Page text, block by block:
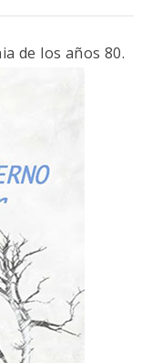
de los años 80.